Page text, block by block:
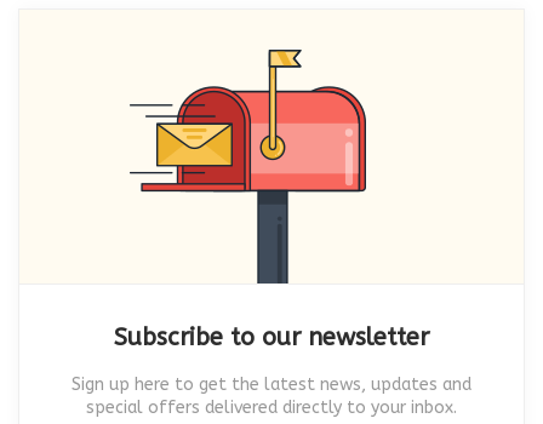
Subscribe to our newsletter
Sign up here to get the latest news, updates and
special offers delivered directly to your inbox.